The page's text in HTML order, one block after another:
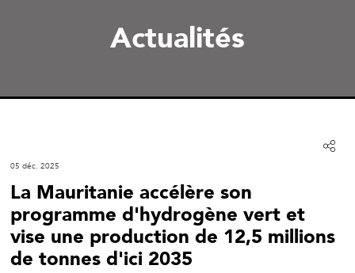
Actualités
05 déc. 2025
La Mauritanie accélère son
programme d'hydrogène vert et
vise une production de 12,5 millions
de tonnes d'ici 2035